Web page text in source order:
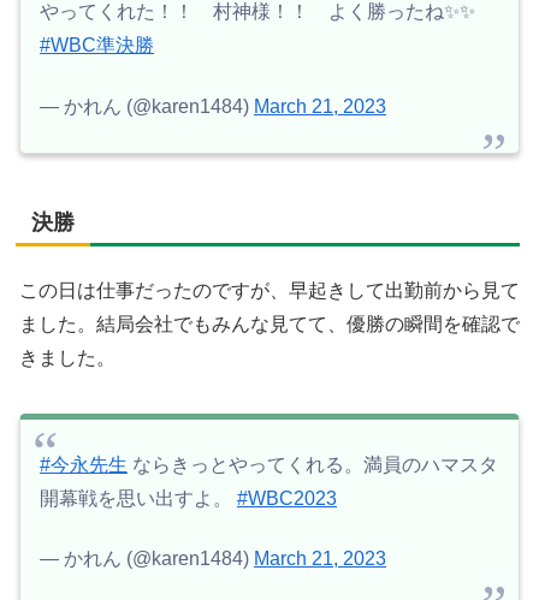
やってくれた！！ 村神様！！ よく勝ったね✨✨
#WBC準決勝
— かれん (@karen1484) March 21, 2023
決勝
この日は仕事だったのですが、早起きして出勤前から見て
ました。結局会社でもみんな見てて、優勝の瞬間を確認で
きました。
#今永先生 ならきっとやってくれる。満員のハマスタ
開幕戦を思い出すよ。 #WBC2023
— かれん (@karen1484) March 21, 2023